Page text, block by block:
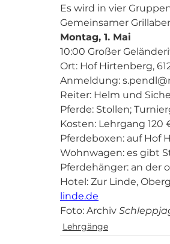
Es wird in vier
Gemeinsamer
Montag, 1. Mai
10:00 Großer
Ort: Hof Hirtenberg,
Anmeldung:
Reiter: Helm und
Pferde: Stollen;
Kosten: Lehrgang 120
Pferdeboxen: auf Hof
Wohnwagen: es gibt
Pferdehänger: an der
Hotel: Zur Linde,
linde.de
Foto: Archiv
Lehrgänge